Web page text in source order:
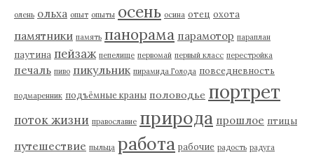
олень ольха опыт опыты осень осина отец охота
памятники память панорама парамотор параплан
паутина пейзаж пепелище первомай первый класс перестройка
печаль пиво пикульник пирамида Голода повседневность
подмаренник подъёмные краны половодье портрет
поток жизни православие природа прошлое птицы
путешествие пыльца работа рабочие радость радуга